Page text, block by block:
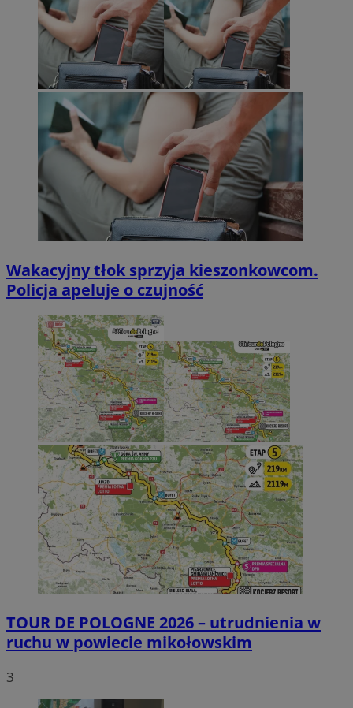
Wakacyjny tłok sprzyja kieszonkowcom.
Policja apeluje o czujność
TOUR DE POLOGNE 2026 – utrudnienia w
ruchu w powiecie mikołowskim
3